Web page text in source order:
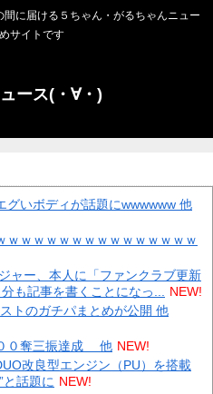
に届ける５ちゃん・がるちゃんニュー
サイトです
ース(・∀・)
グいボディが話題にwwwwww 他
ｗｗｗｗｗｗｗｗｗｗｗｗｗｗｗ
ャー、本人に「ファンクラブ更新
も記事を書くことになっ... NEW!
トのガチパまとめが公開 他
００奪三振達成 他 NEW!
改良型エンジン（PU）を搭載
と話題に NEW!